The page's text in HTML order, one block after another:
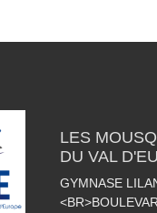
LES
DU VAL
GYMNASE